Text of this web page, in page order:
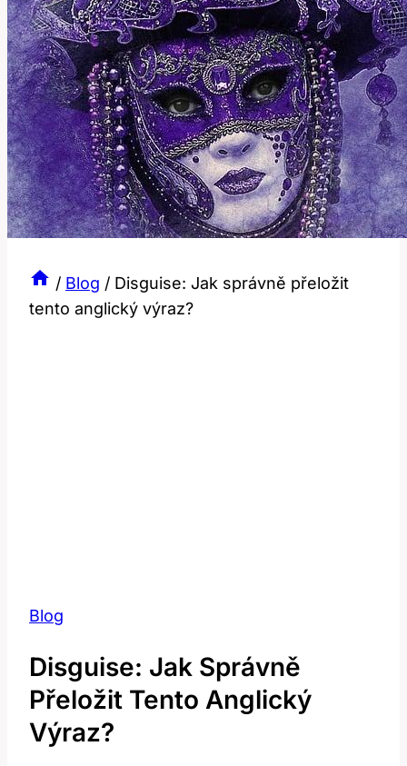
/ Blog / Disguise: Jak správně přeložit
tento anglický výraz?
Blog
Disguise: Jak Správně
Přeložit Tento Anglický
Výraz?